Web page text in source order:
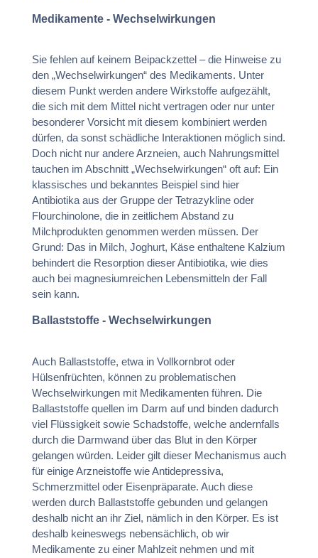
Medikamente - Wechselwirkungen
Sie fehlen auf keinem Beipackzettel – die Hinweise zu
den „Wechselwirkungen“ des Medikaments. Unter
diesem Punkt werden andere Wirkstoffe aufgezählt,
die sich mit dem Mittel nicht vertragen oder nur unter
besonderer Vorsicht mit diesem kombiniert werden
dürfen, da sonst schädliche Interaktionen möglich sind.
Doch nicht nur andere Arzneien, auch Nahrungsmittel
tauchen im Abschnitt „Wechselwirkungen“ oft auf: Ein
klassisches und bekanntes Beispiel sind hier
Antibiotika aus der Gruppe der Tetrazykline oder
Flourchinolone, die in zeitlichem Abstand zu
Milchprodukten genommen werden müssen. Der
Grund: Das in Milch, Joghurt, Käse enthaltene Kalzium
behindert die Resorption dieser Antibiotika, wie dies
auch bei magnesiumreichen Lebensmitteln der Fall
sein kann.
Ballaststoffe - Wechselwirkungen
Auch Ballaststoffe, etwa in Vollkornbrot oder
Hülsenfrüchten, können zu problematischen
Wechselwirkungen mit Medikamenten führen. Die
Ballaststoffe quellen im Darm auf und binden dadurch
viel Flüssigkeit sowie Schadstoffe, welche andernfalls
durch die Darmwand über das Blut in den Körper
gelangen würden. Leider gilt dieser Mechanismus auch
für einige Arzneistoffe wie Antidepressiva,
Schmerzmittel oder Eisenpräparate. Auch diese
werden durch Ballaststoffe gebunden und gelangen
deshalb nicht an ihr Ziel, nämlich in den Körper. Es ist
deshalb keineswegs nebensächlich, ob wir
Medikamente zu einer Mahlzeit nehmen und mit